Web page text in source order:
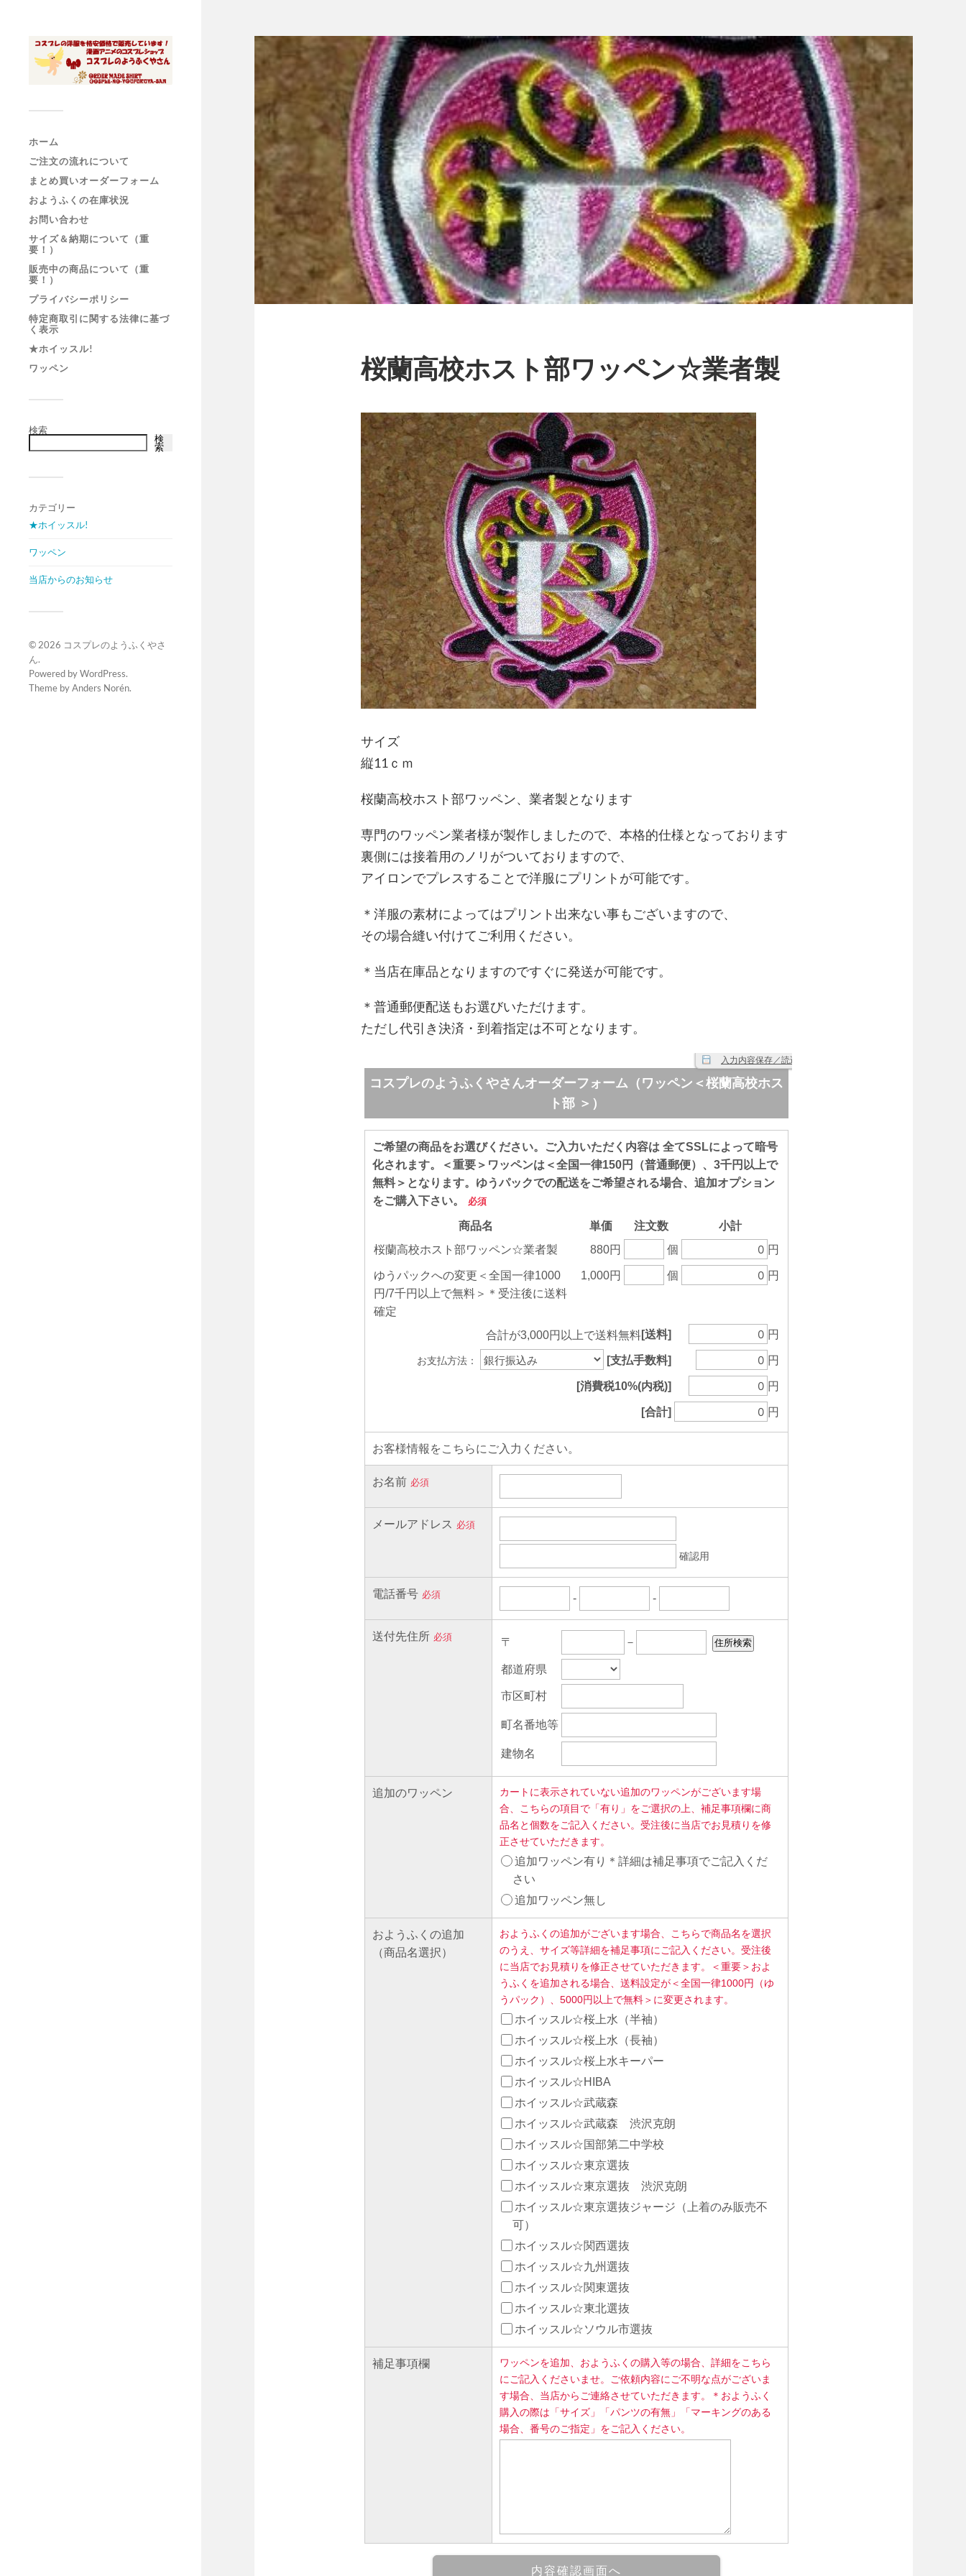
ホーム
ご注文の流れについて
まとめ買いオーダーフォーム
おようふくの在庫状況
お問い合わせ
サイズ＆納期について（重
要！）
販売中の商品について（重
要！）
プライバシーポリシー
特定商取引に関する法律に基づ
く表示
★ホイッスル!
ワッペン
検索
検
索
カテゴリー
★ホイッスル!
ワッペン
当店からのお知らせ
© 2026 コスプレのようふくやさ
ん.
Powered byWordPress.
Theme byAnders Norén.
桜蘭高校ホスト部ワッペン☆業者製
サイズ
縦11ｃｍ
桜蘭高校ホスト部ワッペン、業者製となります
専門のワッペン業者様が製作しましたので、本格的仕様となっております
裏側には接着用のノリがついておりますので、
アイロンでプレスすることで洋服にプリントが可能です。
＊洋服の素材によってはプリント出来ない事もございますので、
その場合縫い付けてご利用ください。
＊当店在庫品となりますのですぐに発送が可能です。
＊普通郵便配送もお選びいただけます。
ただし代引き決済・到着指定は不可となります。